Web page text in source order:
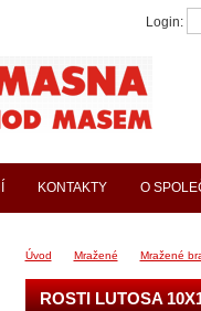
KONTAKTY O
Login:
Úvod Mražené Mražené
ROSTI LUTOSA